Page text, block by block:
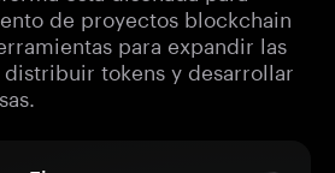
de proyectos blockchain
para expandir las
distribuir tokens y desarrollar